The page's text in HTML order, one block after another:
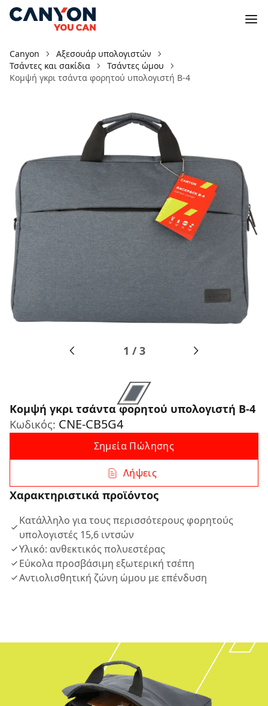
Canyon
Αξεσουάρ υπολογιστών
Τσάντες και σακίδια
Τσάντες ώμου
Κομψή γκρι τσάντα φορητού υπολογιστή B-4
1 /3
Κομψή γκρι τσάντα φορητού υπολογιστή B-4
Κωδικός: CNE-CB5G4
Σημεία Πώλησης
Λήψεις
Χαρακτηριστικά προϊόντος
Κατάλληλο για τους περισσότερους φορητούς
υπολογιστές 15,6 ιντσών
Υλικό: ανθεκτικός πολυεστέρας
Εύκολα προσβάσιμη εξωτερική τσέπη
Αντιολισθητική ζώνη ώμου με επένδυση